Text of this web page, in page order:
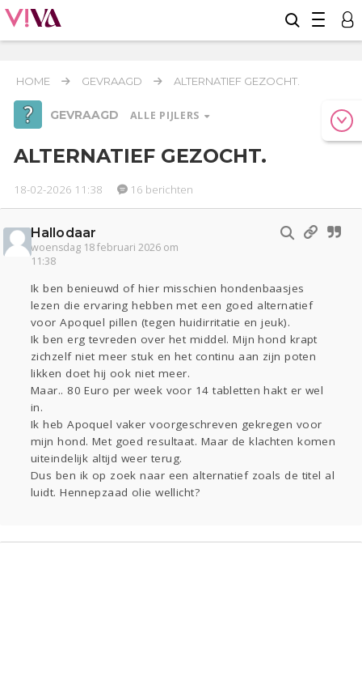
HOME GEVRAAGD ALTERNATIEF GEZOCHT.
GEVRAAGD ALLE PIJLERS
Relaties Werk & Studie
Seks
Gezondheid
Coronavirus
Overig
Actueel Oekraïne
Kinderen
Zwanger
Psyche Thuis
Klussen
Sport
Contact Viva zoekt Aangeboden
Gevraagd
Horen Doen
Lezen
ALTERNATIEF GEZOCHT.
18-02-2026 11:38 16 berichten
Hallodaar
woensdag 18 februari 2026 om
11:38
Ik ben benieuwd of hier misschien hondenbaasjes
lezen die ervaring hebben met een goed alternatief
voor Apoquel pillen (tegen huidirritatie en jeuk).
Ik ben erg tevreden over het middel. Mijn hond krapt
zichzelf niet meer stuk en het continu aan zijn poten
likken doet hij ook niet meer.
Maar.. 80 Euro per week voor 14 tabletten hakt er wel
in.
Ik heb Apoquel vaker voorgeschreven gekregen voor
mijn hond. Met goed resultaat. Maar de klachten komen
uiteindelijk altijd weer terug.
Dus ben ik op zoek naar een alternatief zoals de titel al
luidt. Hennepzaad olie wellicht?